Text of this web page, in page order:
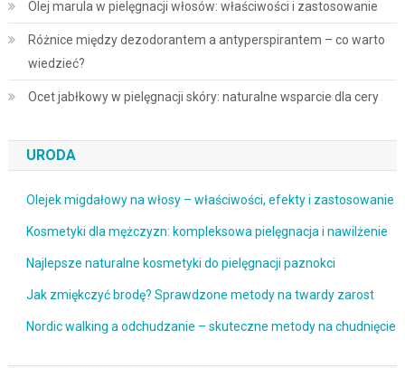
Olej marula w pielęgnacji włosów: właściwości i zastosowanie
Różnice między dezodorantem a antyperspirantem – co warto
wiedzieć?
Ocet jabłkowy w pielęgnacji skóry: naturalne wsparcie dla cery
URODA
Olejek migdałowy na włosy – właściwości, efekty i zastosowanie
Kosmetyki dla mężczyzn: kompleksowa pielęgnacja i nawilżenie
Najlepsze naturalne kosmetyki do pielęgnacji paznokci
Jak zmiękczyć brodę? Sprawdzone metody na twardy zarost
Nordic walking a odchudzanie – skuteczne metody na chudnięcie